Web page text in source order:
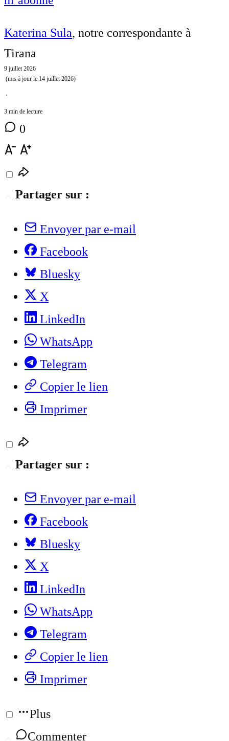
Katerina Sula, notre correspondante à
Tirana
9 juillet 2026
(mis à jour le 14 juillet 2026)
⋅
3 min de lecture
0
Partager sur :
Envoyer par e-mail
Facebook
Bluesky
X
LinkedIn
WhatsApp
Telegram
Copier le lien
Imprimer
Partager sur :
Envoyer par e-mail
Facebook
Bluesky
X
LinkedIn
WhatsApp
Telegram
Copier le lien
Imprimer
Plus
Commenter